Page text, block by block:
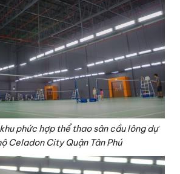
phức hợp thể thao sân cầu lông dự
Celadon City Quận Tân Phú